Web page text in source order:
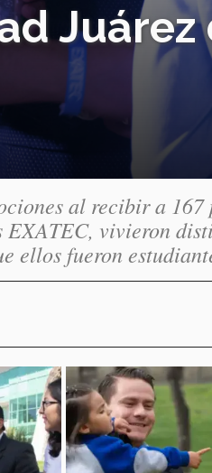
al recibir a
EXATEC, vivieron
ellos fueron